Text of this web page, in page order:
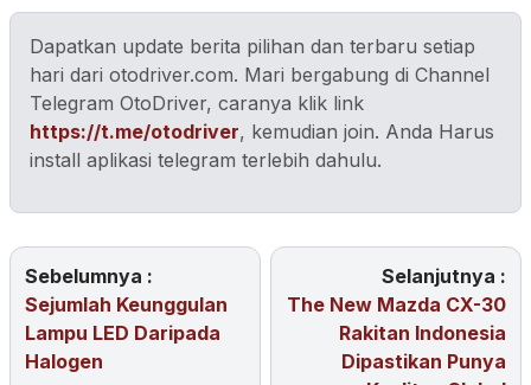
Dapatkan update berita pilihan dan terbaru setiap
hari dari otodriver.com. Mari bergabung di Channel
Telegram OtoDriver, caranya klik link
https://t.me/otodriver, kemudian join. Anda Harus
install aplikasi telegram terlebih dahulu.
Sebelumnya :
Sejumlah Keunggulan
Lampu LED Daripada
Halogen
Selanjutnya :
The New Mazda CX-30
Rakitan Indonesia
Dipastikan Punya